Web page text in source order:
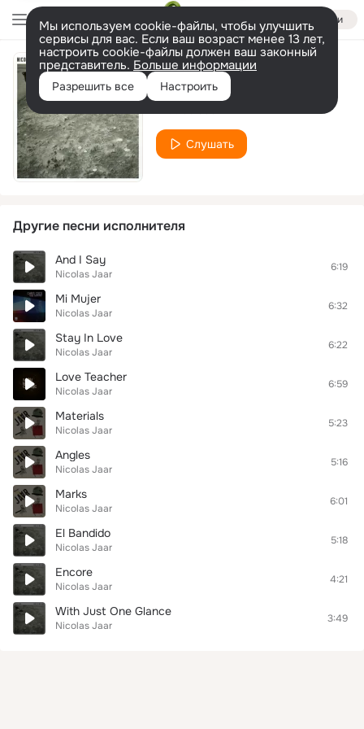
Войти
Мы используем cookie-файлы, чтобы улучшить
сервисы для вас. Если ваш возраст менее 13 лет,
настроить cookie-файлы должен ваш законный
представитель. Больше информации
Разрешить все Настроить
Love Teacher
Слушать
Другие песни исполнителя
And I Say
Nicolas Jaar
6:19
Mi Mujer
Nicolas Jaar
6:32
Stay In Love
Nicolas Jaar
6:22
Love Teacher
Nicolas Jaar
6:59
Materials
Nicolas Jaar
5:23
Angles
Nicolas Jaar
5:16
Marks
Nicolas Jaar
6:01
El Bandido
Nicolas Jaar
5:18
Encore
Nicolas Jaar
4:21
With Just One Glance
Nicolas Jaar
3:49